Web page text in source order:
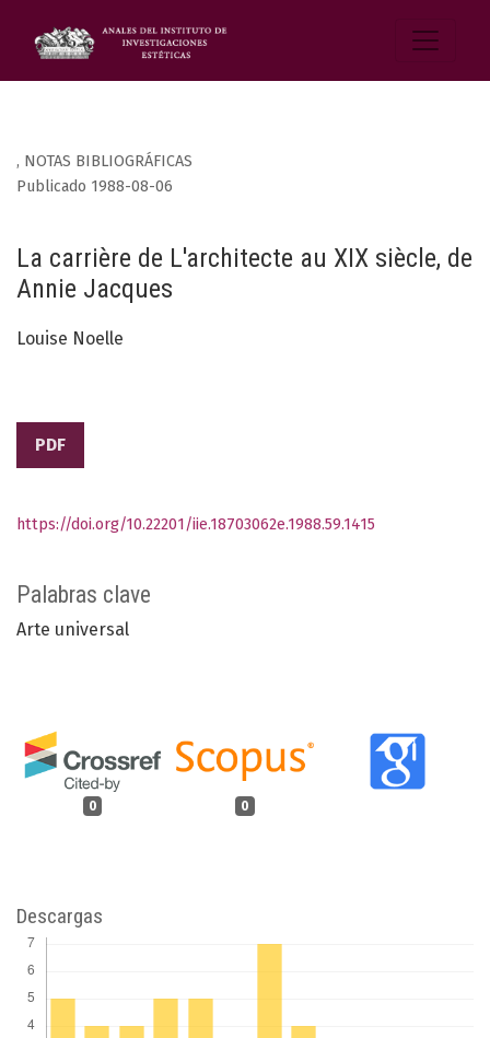
, NOTAS BIBLIOGRÁFICAS
La carrière de L'architecte au XIX siècle, de
Annie Jacques
Publicado 1988-08-06
Louise Noelle
PDF
Palabras clave
Arte universal
0 0
https://doi.org/10.22201/iie.18703062e.1988.59.1415
Descargas